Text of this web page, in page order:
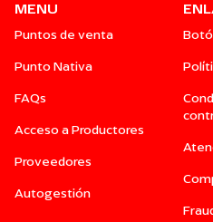
MENU
Puntos de venta
Punto Nativa
FAQs
Acceso a Productores
Proveedores
Autogestión